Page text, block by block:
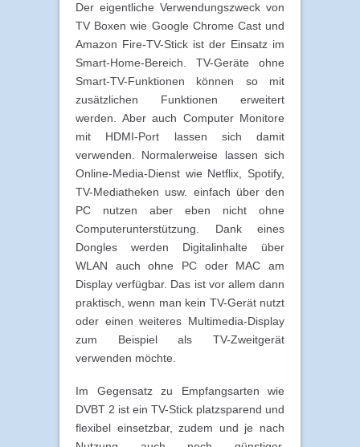
Der eigentliche Verwendungszweck von
TV Boxen wie Google Chrome Cast und
Amazon Fire-TV-Stick ist der Einsatz im
Smart-Home-Bereich. TV-Geräte ohne
Smart-TV-Funktionen können so mit
zusätzlichen Funktionen erweitert
werden. Aber auch Computer Monitore
mit HDMI-Port lassen sich damit
verwenden. Normalerweise lassen sich
Online-Media-Dienst wie Netflix, Spotify,
TV-Mediatheken usw. einfach über den
PC nutzen aber eben nicht ohne
Computerunterstützung. Dank eines
Dongles werden Digitalinhalte über
WLAN auch ohne PC oder MAC am
Display verfügbar. Das ist vor allem dann
praktisch, wenn man kein TV-Gerät nutzt
oder einen weiteres Multimedia-Display
zum Beispiel als TV-Zweitgerät
verwenden möchte.
Im Gegensatz zu Empfangsarten wie
DVBT 2 ist ein TV-Stick platzsparend und
flexibel einsetzbar, zudem und je nach